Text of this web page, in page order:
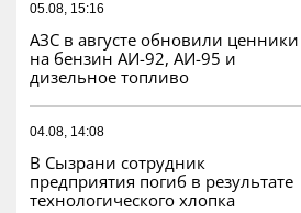
05.08, 15:16
АЗС в августе обновили ценники
на бензин АИ-92, АИ-95 и
дизельное топливо
04.08, 14:08
В Сызрани сотрудник
предприятия погиб в результате
технологического хлопка